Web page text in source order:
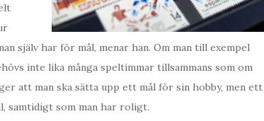
själv har för mål, menar han. Om man till exempel
inte lika många speltimmar tillsammans som om
att man ska sätta upp ett mål för sin hobby, men ett
samtidigt som man har roligt.